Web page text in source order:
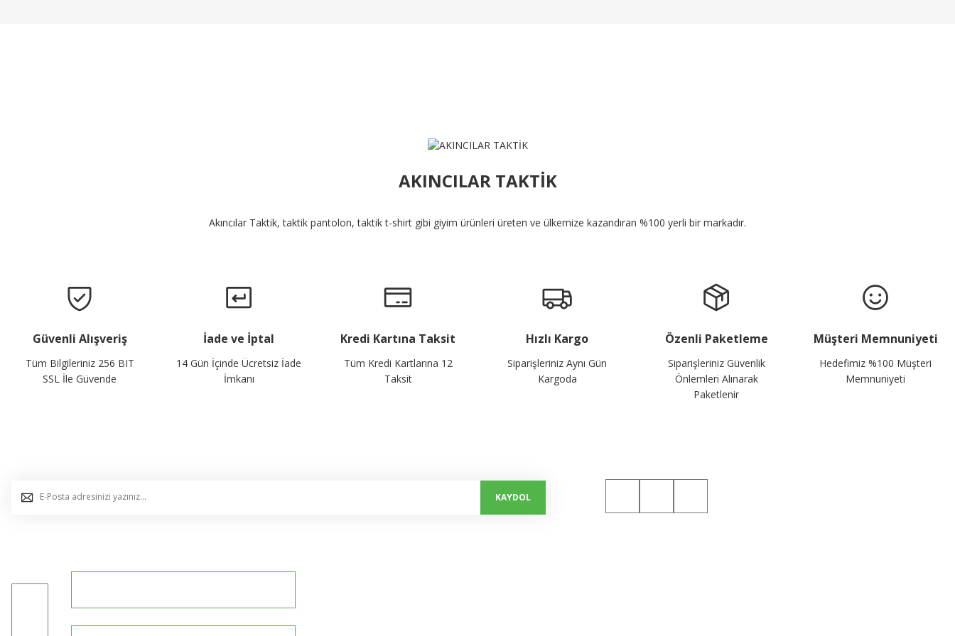
AKINCILAR TAKTİK
Akıncılar Taktik, taktik pantolon, taktik t-shirt gibi giyim ürünleri üreten ve ülkemize kazandıran %100 yerli bir markadır.
Güvenli Alışveriş
Tüm Bilgileriniz 256 BIT
SSL İle Güvende
İade ve İptal
14 Gün İçinde Ücretsiz İade
İmkanı
Kredi Kartına Taksit
Tüm Kredi Kartlarına 12
Taksit
Hızlı Kargo
Siparişleriniz Aynı Gün
Kargoda
Özenli Paketleme
Siparişleriniz Güvenlik
Önlemleri Alınarak
Paketlenir
Müşteri Memnuniyeti
Hedefimiz %100 Müşteri
Memnuniyeti
KAYDOL